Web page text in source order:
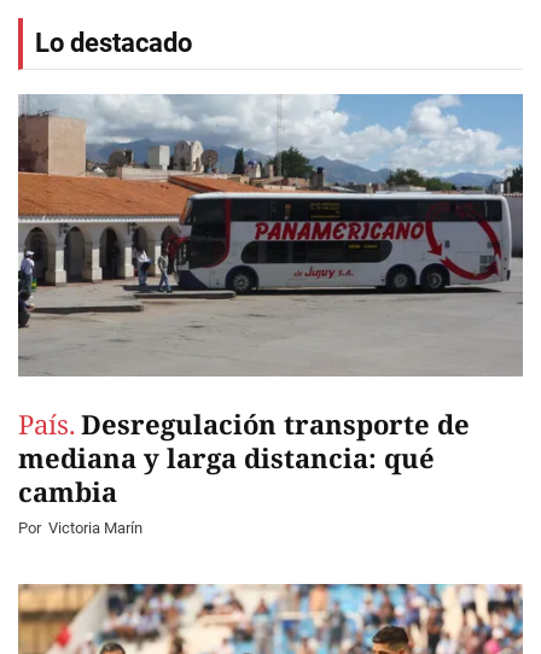
Lo destacado
País. Desregulación transporte de
mediana y larga distancia: qué
cambia
Por Victoria Marín